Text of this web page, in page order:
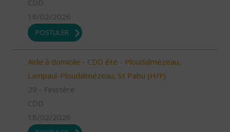
CDD
18/02/2026
POSTULER
Aide à domicile - CDD été - Ploudalmézeau,
Lampaul-Ploudalmézeau, St Pabu (H/F)
29 - Finistère
CDD
18/02/2026